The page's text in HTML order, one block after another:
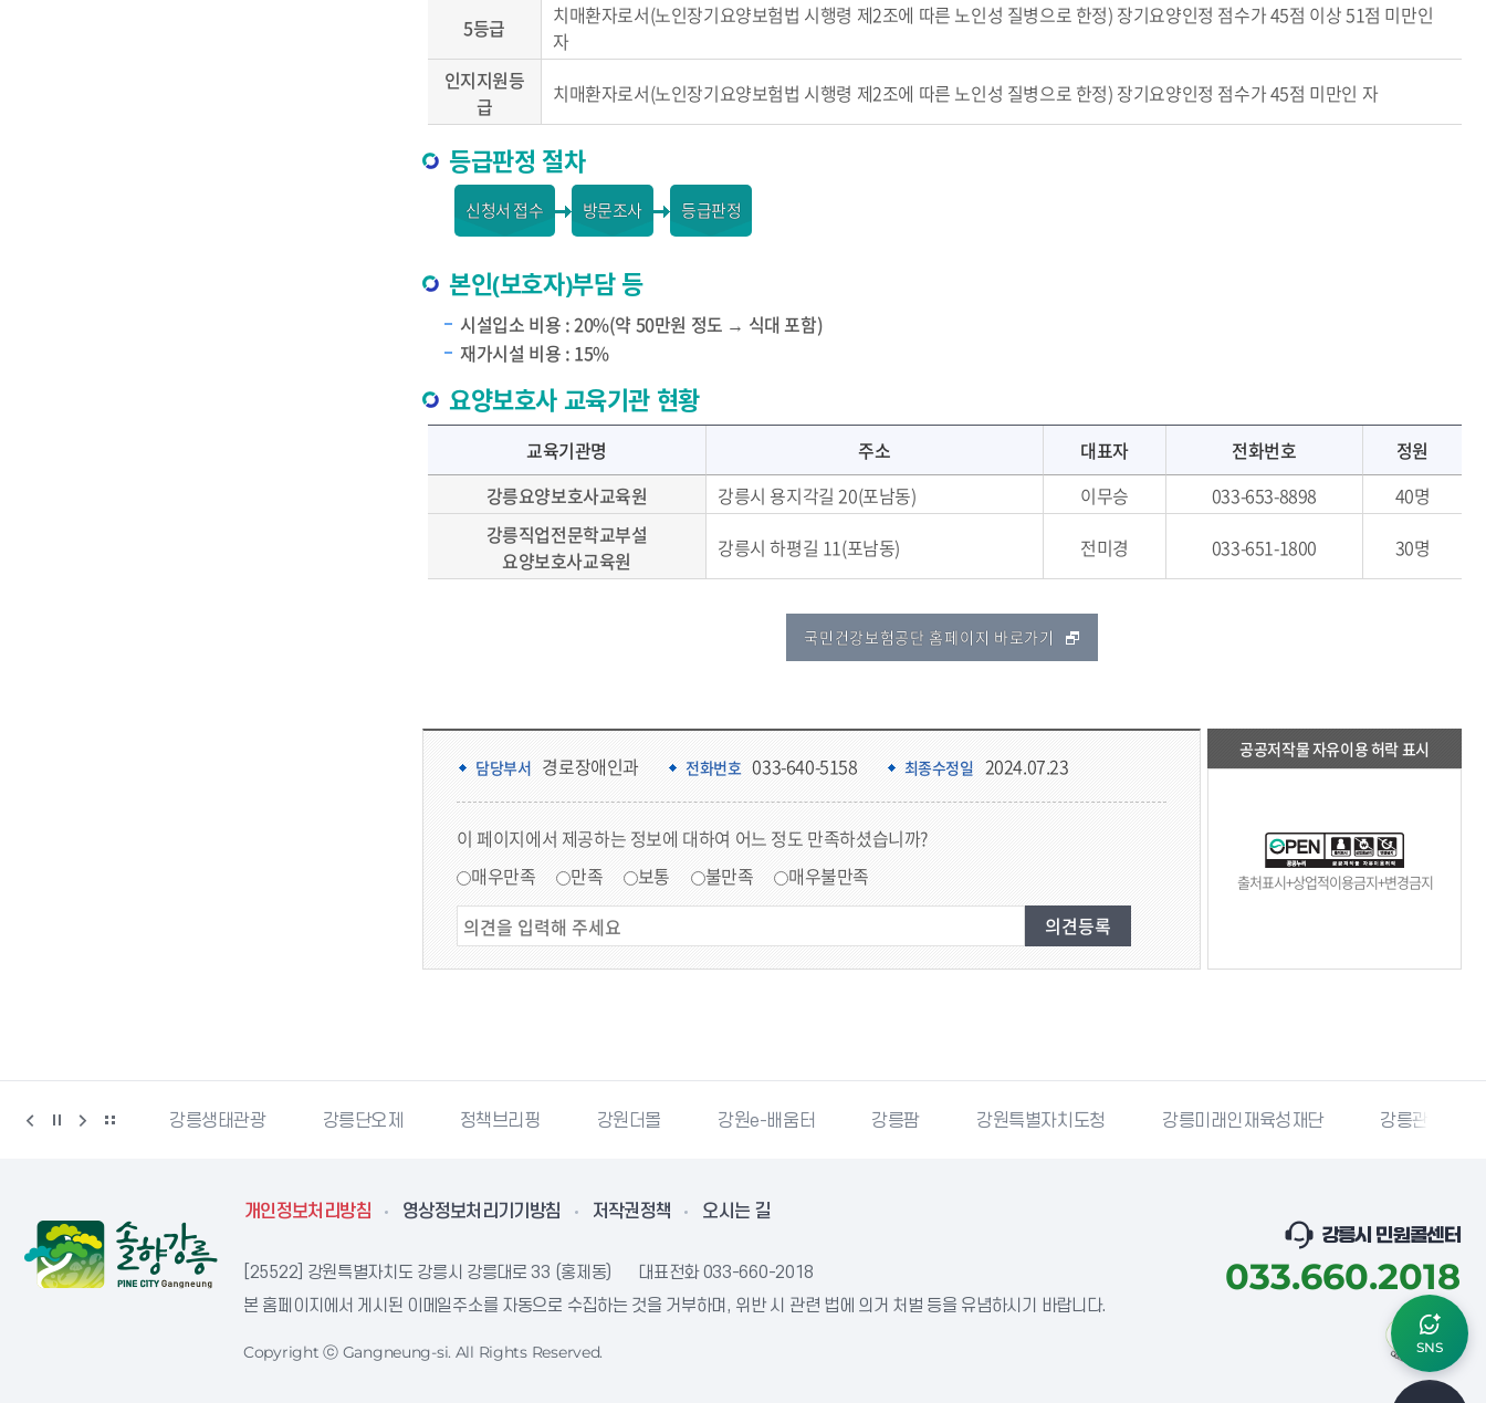
5등급
치매환자로서(노인장기요양보험법 시행령 제2조에 따른 노인성 질병으로 한정) 장기요양인정 점수가 45점 이상 51점 미만인
자
인지지원등
급
치매환자로서(노인장기요양보험법 시행령 제2조에 따른 노인성 질병으로 한정) 장기요양인정 점수가 45점 미만인 자
등급판정 절차
신청서 접수 방문조사 등급판정
본인(보호자)부담 등
시설입소 비용 : 20%(약 50만원 정도 → 식대 포함)
재가시설 비용 : 15%
요양보호사 교육기관 현황
교육기관명 주소 대표자 전화번호
정원
강릉요양보호사교육원
강릉시 용지각길 20(포남동) 이무승 033-653-8898
40명
강릉직업전문학교부설
요양보호사교육원
강릉시 하평길 11(포남동) 전미경 033-651-1800 30명
국민건강보험공단 홈페이지 바로가기
담당부서 경로장애인과 전화번호 033-640-5158 최종수정일 2024.07.23
이 페이지에서 제공하는 정보에 대하여 어느 정도 만족하셨습니까?
매우만족
만족 보통 불만족 매우불만족
공공저작물 자유이용 허락 표시
출처표시+상업적이용금지+변경금지
강릉생태관광 강릉단오제 정책브리핑 강원더몰 강원e-배움터 강릉팜 강원특별자치도청 강릉미래인재육성재단 강릉관광개발공사 국민재난
개인정보처리방침 영상정보처리기기방침 저작권정책 오시는 길
[25522] 강원특별자치도 강릉시 강릉대로 33 (홍제동) 대표전화 033-660-2018
본 홈페이지에서 게시된 이메일주소를 자동으로 수집하는 것을 거부하며, 위반 시 관련 법에 의거 처벌 등을 유념하시기 바랍니다.
Copyright ⓒ Gangneung-si. All Rights Reserved.
강릉시 민원콜센터
033.660.2018
SNS